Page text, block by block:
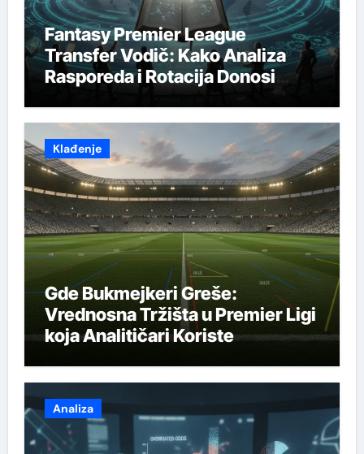
Fantasy Premier League
Transfer Vodič: Kako Analiza
Rasporeda i Rotacija Donosi
Klađenje
Gde Bukmejkeri Greše:
Vrednosna Tržišta u Premier Ligi
koja Analitičari Koriste
Analiza